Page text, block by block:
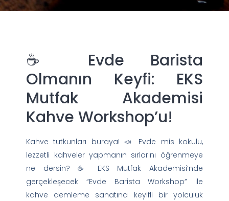
☕ Evde Barista
Olmanın Keyfi: EKS
Mutfak Akademisi
Kahve Workshop’u!
Kahve tutkunları buraya! 📣 Evde mis kokulu,
lezzetli kahveler yapmanın sırlarını öğrenmeye
ne dersin? ☕ EKS Mutfak Akademisi’nde
gerçekleşecek “Evde Barista Workshop” ile
kahve demleme sanatına keyifli bir yolculuk